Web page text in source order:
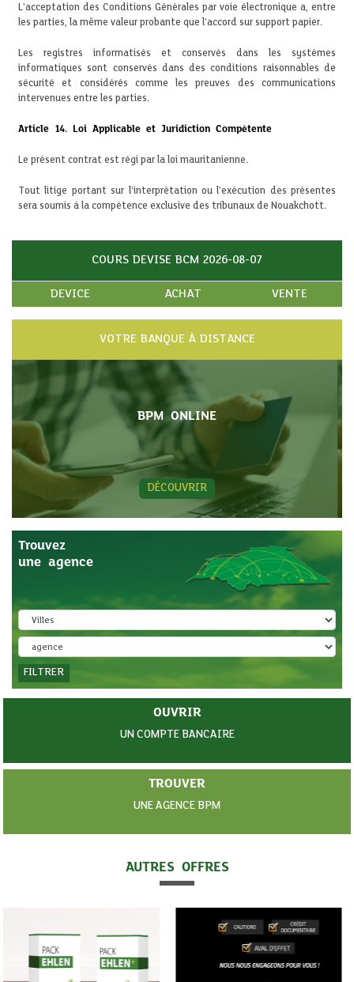
L'acceptation des Conditions Générales par voie électronique a, entre
les parties, la même valeur probante que l'accord sur support papier.
Les registres informatisés et conservés dans les systèmes
informatiques sont conservés dans des conditions raisonnables de
sécurité et considérés comme les preuves des communications
intervenues entre les parties.
Article 14. Loi Applicable et Juridiction Compétente
Le présent contrat est régi par la loi mauritanienne.
Tout litige portant sur l'interprétation ou l'exécution des présentes
sera soumis à la compétence exclusive des tribunaux de Nouakchott.
COURS DEVISE BCM 2026-08-07
DEVICE ACHAT VENTE
VOTRE BANQUE À DISTANCE
BPM ONLINE
DÉCOUVRIR
Trouvez
une agence
FILTRER
OUVRIR
UN COMPTE BANCAIRE
TROUVER
UNE AGENCE BPM
AUTRES OFFRES